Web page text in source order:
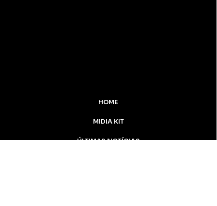
HOME
MIDIA KIT
ÚLTIMAS NOTÍCIAS